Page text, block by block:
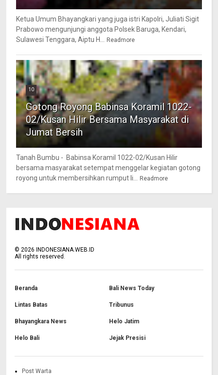
Ketua Umum Bhayangkari yang juga istri Kapolri, Juliati Sigit
Prabowo mengunjungi anggota Polsek Baruga, Kendari,
Sulawesi Tenggara, Aiptu H...
Readmore
10
Gotong Royong Babinsa Koramil 1022-
02/Kusan Hilir Bersama Masyarakat di
Jumat Bersih
Tanah Bumbu - Babinsa Koramil 1022-02/Kusan Hilir
bersama masyarakat setempat menggelar kegiatan gotong
royong untuk membersihkan rumput li...
Readmore
© 2026 INDONESIANA.WEB.ID
All rights reserved.
Beranda Bali News Today
Lintas Batas Tribunus
Bhayangkara News Helo Jatim
Helo Bali Jejak Presisi
Post Warta